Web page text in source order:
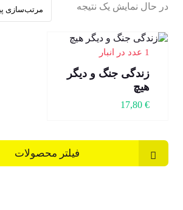
در حال نمایش یک نتیجه
1 عدد در انبار
زندگی جنگ و دیگر
هیچ
17,80 €
فیلتر محصولات